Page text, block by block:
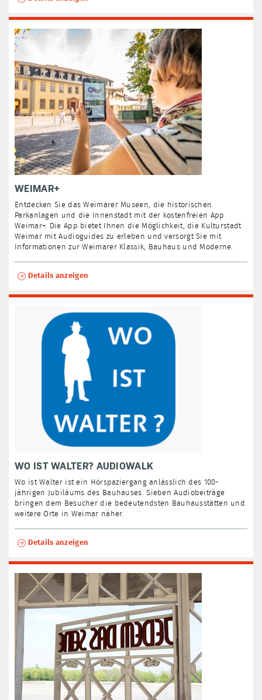
WEIMAR+
Entdecken Sie das Weimarer Museen, die historischen
Parkanlagen und die Innenstadt mit der kostenfreien App
Weimar+. Die App bietet Ihnen die Möglichkeit, die Kulturstadt
Weimar mit Audioguides zu erleben und versorgt Sie mit
Informationen zur Weimarer Klassik, Bauhaus und Moderne.
Details anzeigen
WO IST WALTER? AUDIOWALK
Wo ist Walter ist ein Hörspaziergang anlässlich des 100-
jährigen Jubiläums des Bauhauses. Sieben Audiobeiträge
bringen dem Besucher die bedeutendsten Bauhausstätten und
weitere Orte in Weimar näher.
Details anzeigen